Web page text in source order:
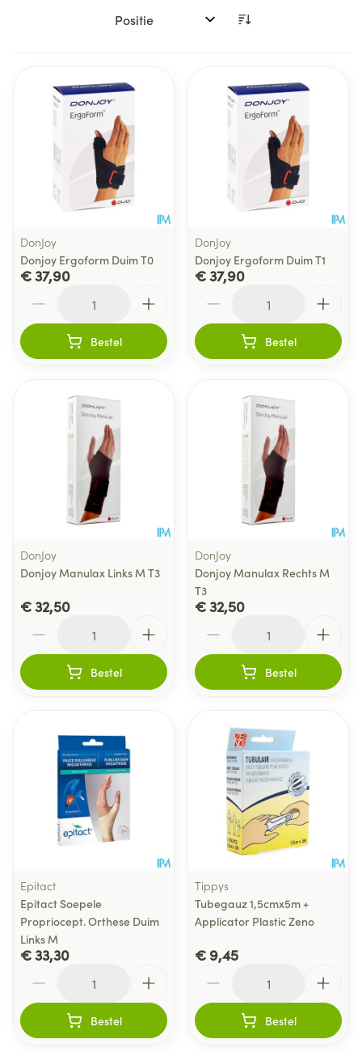
Sorteer op:
DonJoy
Donjoy Ergoform Duim T0
€ 37,90
Bestel
DonJoy
Donjoy Ergoform Duim T1
€ 37,90
Bestel
DonJoy
Donjoy Manulax Links M T3
€ 32,50
Bestel
DonJoy
Donjoy Manulax Rechts M
T3
€ 32,50
Bestel
Epitact
Epitact Soepele
Propriocept. Orthese Duim
Links M
€ 33,30
Bestel
Tippys
Tubegauz 1,5cmx5m +
Applicator Plastic Zeno
€ 9,45
Bestel